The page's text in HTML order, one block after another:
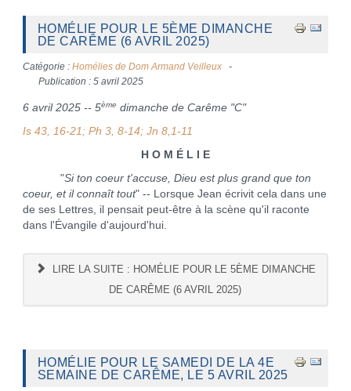
HOMÉLIE POUR LE 5ÈME DIMANCHE
DE CARÊME (6 AVRIL 2025)
Catégorie : Homélies de Dom Armand Veilleux
Publication : 5 avril 2025
6 avril 2025 -- 5ème dimanche de Carême "C"
Is 43, 16-21; Ph 3, 8-14; Jn 8,1-11
H O M É L I E
"Si ton coeur t'accuse, Dieu est plus grand que ton
coeur, et il connaît tout" -- Lorsque Jean écrivit cela dans une
de ses Lettres, il pensait peut-être à la scène qu'il raconte
dans l'Évangile d'aujourd'hui.
LIRE LA SUITE : HOMÉLIE POUR LE 5ÈME DIMANCHE
DE CARÊME (6 AVRIL 2025)
HOMÉLIE POUR LE SAMEDI DE LA 4E
SEMAINE DE CARÊME, LE 5 AVRIL 2025